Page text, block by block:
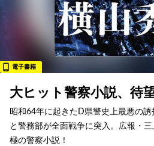
電子書籍
大ヒット警察小説、待
昭和64年に起きたD県警史上最悪の
と警務部が全面戦争に突入。広報・
極の警察小説！